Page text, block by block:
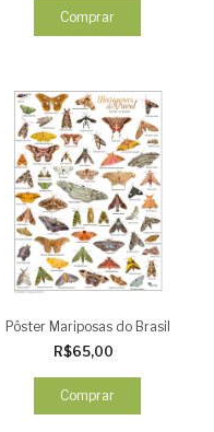
Comprar
Pôster Mariposas do Brasil
R$65,00
Comprar